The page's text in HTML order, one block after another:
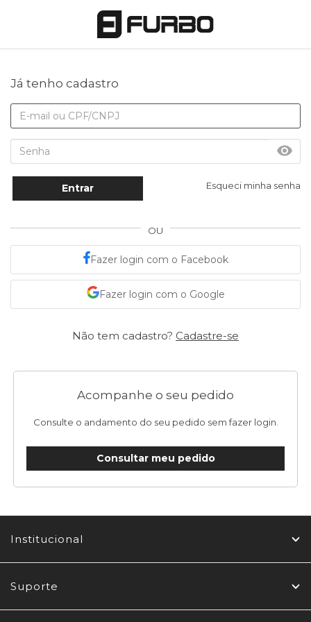
Já tenho cadastro
Entrar Esqueci minha senha
OU
Fazer login com o Facebook
Fazer login com o Google
Não tem cadastro? Cadastre-se
Acompanhe o seu pedido
Consulte o andamento do seu pedido sem fazer login.
Consultar meu pedido
Institucional
Suporte